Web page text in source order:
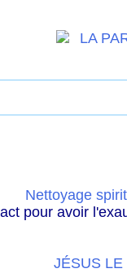
Nettoyage
JÉSUS LE